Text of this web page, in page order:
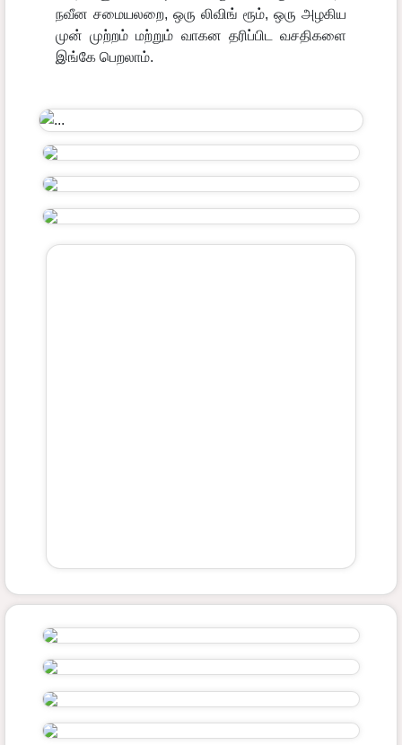
நவீன சமையலறை, ஒரு லிவிங் ரூம், ஒரு அழகிய
முன் முற்றம் மற்றும் வாகன தரிப்பிட வசதிகளை
இங்கே பெறலாம்.